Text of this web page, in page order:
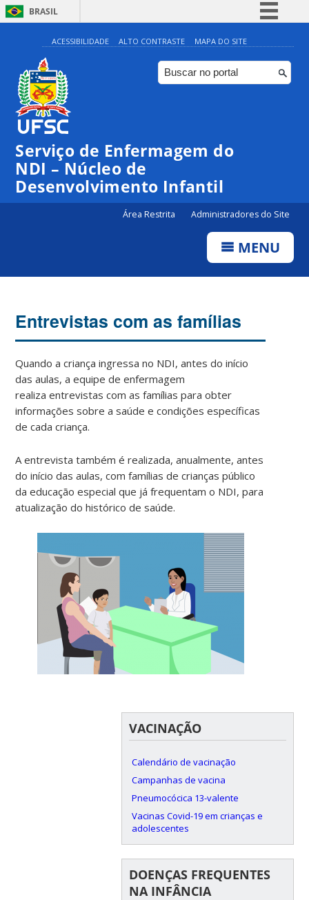
BRASIL
Simplifique!
Comunica BR
Participe
Canais
ACESSIBILIDADE ALTO CONTRASTE MAPA DO SITE
Serviço de Enfermagem do
NDI – Núcleo de
Desenvolvimento Infantil
Área Restrita Administradores do Site
MENU
Entrevistas com as famílias
Quando a criança ingressa no NDI, antes do início
das aulas, a equipe de enfermagem
realiza entrevistas com as famílias para obter
informações sobre a saúde e condições específicas
de cada criança.
A entrevista também é realizada, anualmente, antes
do início das aulas, com famílias de crianças público
da educação especial que já frequentam o NDI, para
atualização do histórico de saúde.
VACINAÇÃO
Calendário de vacinação
Campanhas de vacina
Pneumocócica 13-valente
Vacinas Covid-19 em crianças e
adolescentes
DOENÇAS FREQUENTES
NA INFÂNCIA